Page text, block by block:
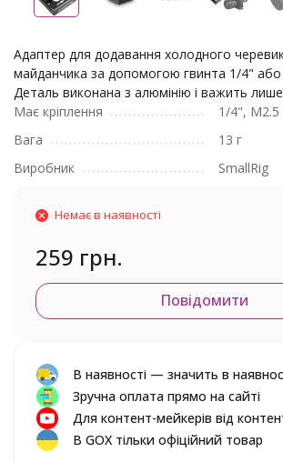
Адаптер для додавання холодного
майданчика за допомогою гвинта 1/4" або
Деталь виконана з алюмінію і важить
Має кріплення
1/4", M2.5
Вага
13 г
Виробник
SmallRig
Немає в наявності
259 грн.
Повідомити
В наявності — значить в
Зручна оплата прямо на сайті
Для контент-мейкерів від
В GOX тільки офіційний товар